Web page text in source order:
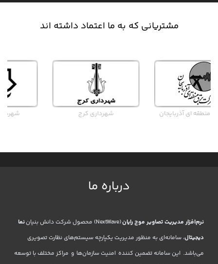
مشتریانی که به ما اعتماد داشته اند
شهرداری کرج شهرداری بندرعباس
درباره ما
نرم‌افزار مدیریت تصاویر موج رایان(NextWave) محصول شرکت دانش بنیان
نما
دیجیتال، سامانه‌ای به منظور مدیریت یکپارچه سیستم‌های نظارت تصویری
می‌باشد. این سامانه تضمین کننده امنیت سازمان‌ها و مراکز مختلف با توسعه